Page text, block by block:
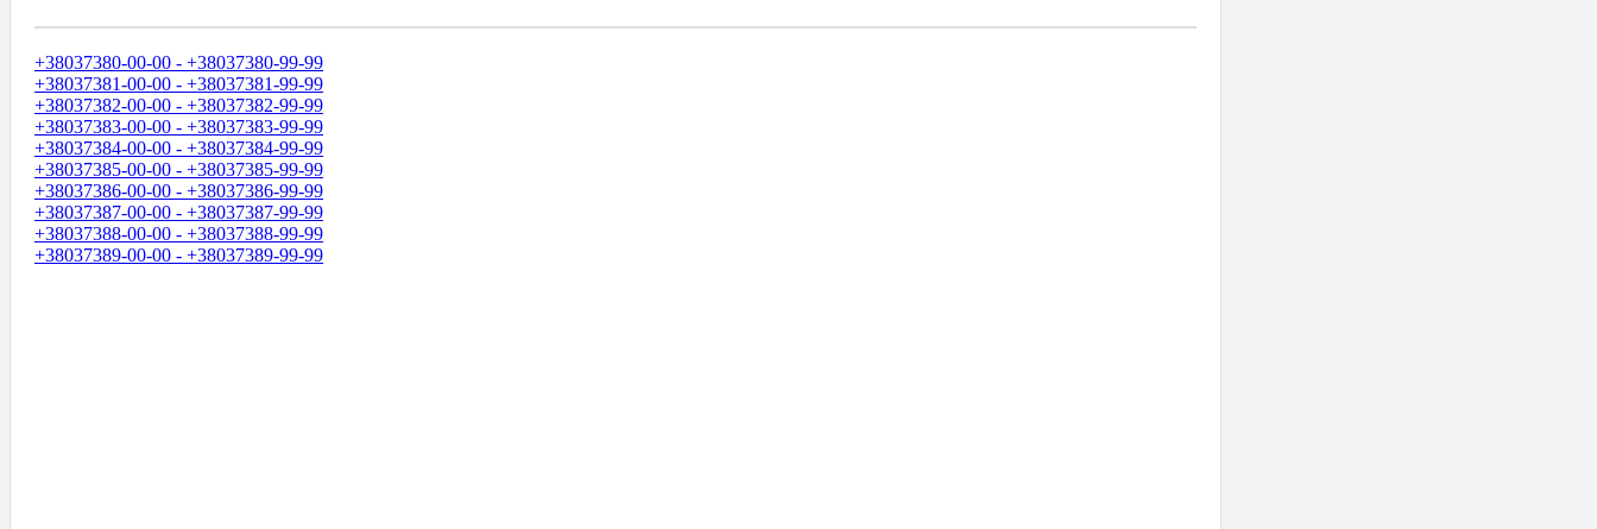
+38037380-00-00 - +38037380-99-99
+38037381-00-00 - +38037381-99-99
+38037382-00-00 - +38037382-99-99
+38037383-00-00 - +38037383-99-99
+38037384-00-00 - +38037384-99-99
+38037385-00-00 - +38037385-99-99
+38037386-00-00 - +38037386-99-99
+38037387-00-00 - +38037387-99-99
+38037388-00-00 - +38037388-99-99
+38037389-00-00 - +38037389-99-99